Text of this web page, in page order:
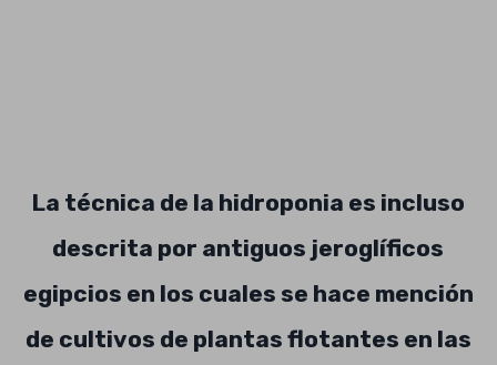
La técnica de la hidroponia es incluso
descrita por antiguos jeroglíficos
egipcios en los cuales se hace mención
de cultivos de plantas flotantes en las